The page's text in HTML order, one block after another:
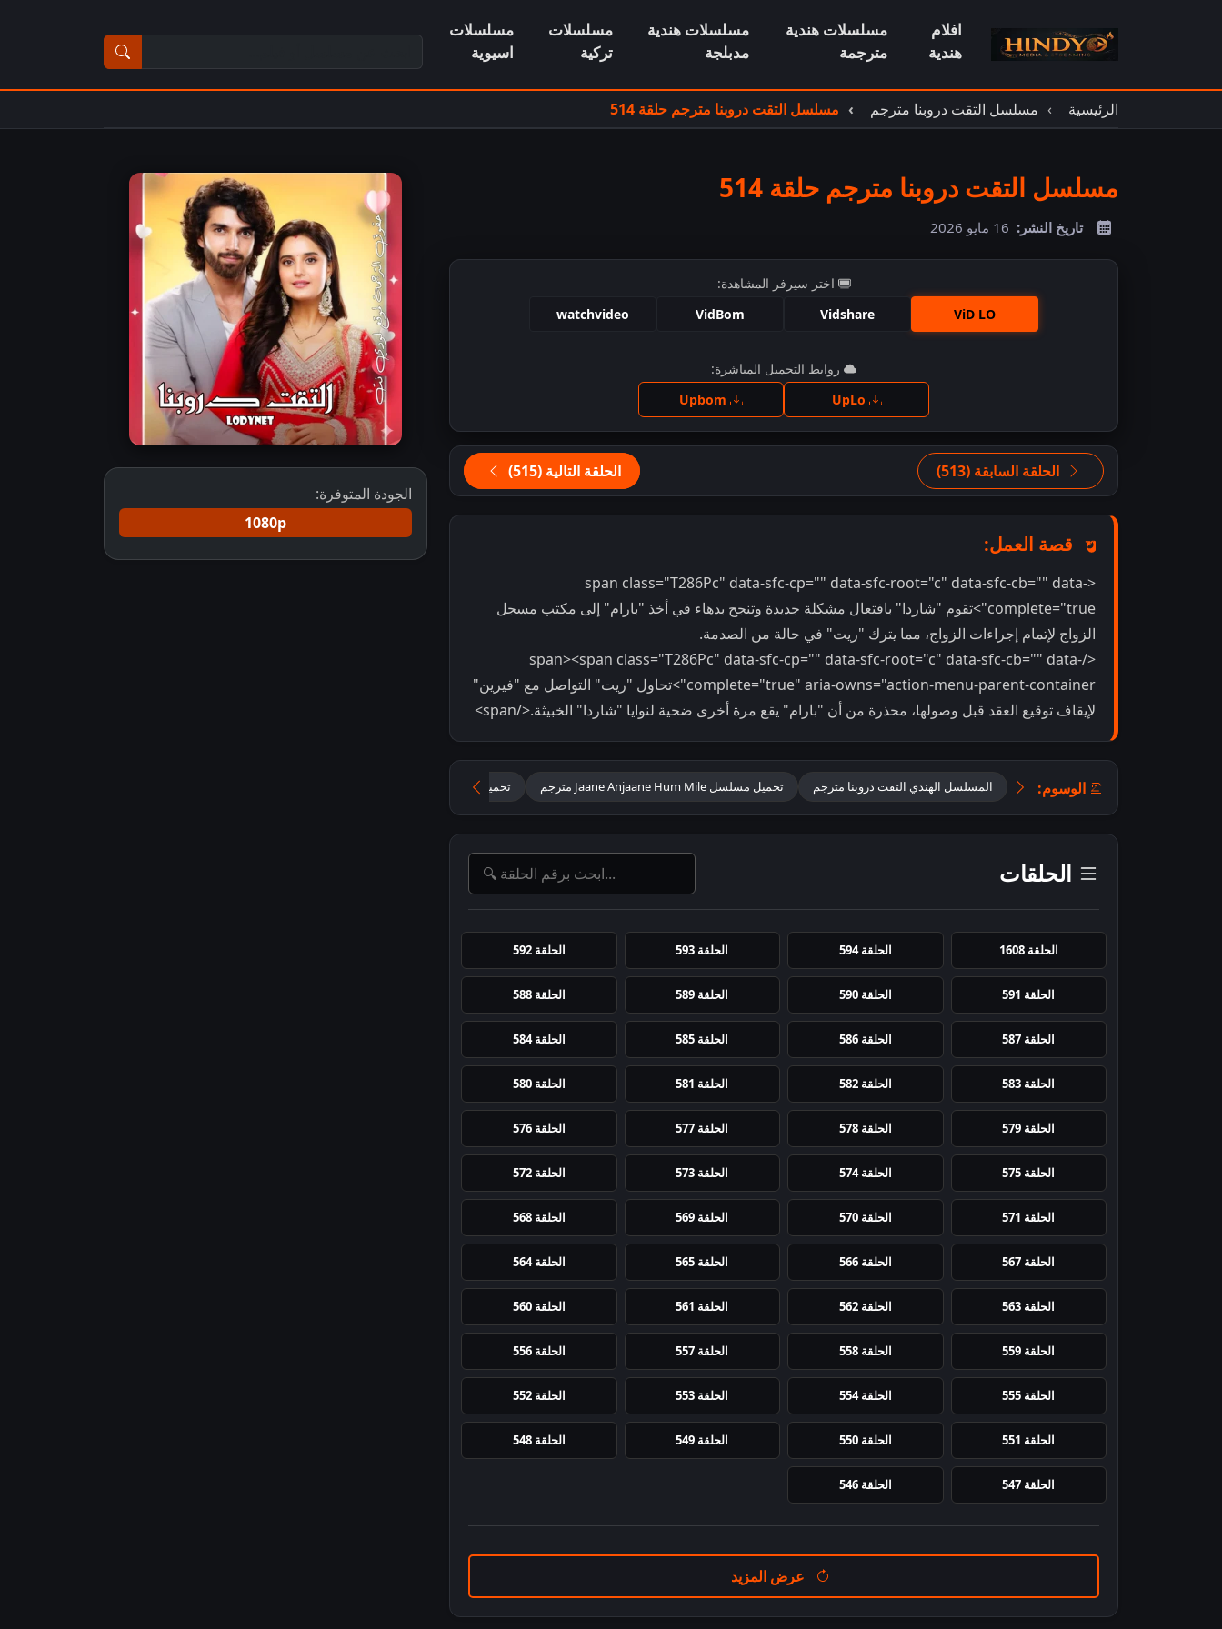
افلام
هندية
مسلسلات هندية
مترجمة
مسلسلات هندية
مدبلجة
مسلسلات
تركية
مسلسلات
اسيوية
الرئيسية مسلسل التقت دروبنا مترجم مسلسل التقت دروبنا مترجم حلقة 514
مسلسل التقت دروبنا مترجم حلقة 514
تاريخ النشر: 16 مايو 2026
اختر سيرفر المشاهدة:
ViD LO
Vidshare
VidBom
watchvideo
اضغط للمشاهدة
روابط التحميل المباشرة:
الحلقة السابقة (513) الحلقة التالية (515)
قصة العمل:
<span class="T286Pc" data-sfc-cp="" data-sfc-root="c" data-sfc-cb="" data-
complete="true">تقوم "شاردا" بافتعال مشكلة جديدة وتنجح بدهاء في أخذ "بارام" إلى مكتب مسجل
الزواج لإتمام إجراءات الزواج، مما يترك "ريت" في حالة من الصدمة.
</span><span class="T286Pc" data-sfc-cp="" data-sfc-root="c" data-sfc-cb="" data-
complete="true" aria-owns="action-menu-parent-container">تحاول "ريت" التواصل مع "فيرين"
لإيقاف توقيع العقد قبل وصولها، محذرة من أن "بارام" يقع مرة أخرى ضحية لنوايا "شاردا" الخبيثة.</span>
الوسوم: المسلسل الهندي التقت دروبنا مترجم تحميل مسلسل Jaane Anjaane Hum Mile مترجم تحميل مسلسل التقت دروبنا مترجم
الحلقات
الحلقة 1608 الحلقة 594 الحلقة 593 الحلقة 592
الحلقة 591 الحلقة 590 الحلقة 589 الحلقة 588
الحلقة 587 الحلقة 586 الحلقة 585 الحلقة 584
الحلقة 583 الحلقة 582 الحلقة 581 الحلقة 580
الحلقة 579 الحلقة 578 الحلقة 577 الحلقة 576
الحلقة 575 الحلقة 574 الحلقة 573 الحلقة 572
الحلقة 571 الحلقة 570 الحلقة 569 الحلقة 568
الحلقة 567 الحلقة 566 الحلقة 565 الحلقة 564
الحلقة 563 الحلقة 562 الحلقة 561 الحلقة 560
الحلقة 559 الحلقة 558 الحلقة 557 الحلقة 556
الحلقة 555 الحلقة 554 الحلقة 553 الحلقة 552
الحلقة 551 الحلقة 550 الحلقة 549 الحلقة 548
الحلقة 547 الحلقة 546
عرض المزيد
الجودة المتوفرة:
1080p